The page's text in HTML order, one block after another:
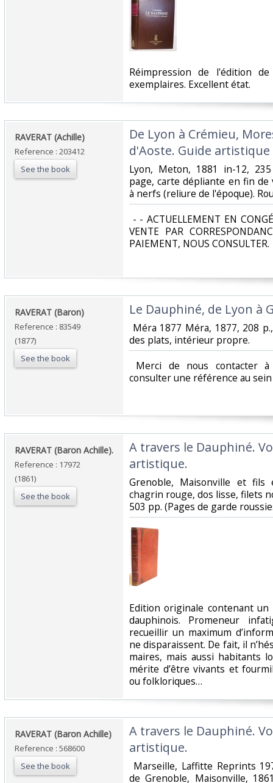
‎Réimpression de l'édition
exemplaires. Excellent état. ‎
‎RAVERAT (Achille)‎
Reference : 203412
See the book
‎De Lyon à Crémieu,
d'Aoste. Guide
‎Lyon, Meton, 1881 in-12,
page, carte dépliante en fin
à nerfs (reliure de l'époque).
- - ACTUELLEMENT EN
VENTE PAR
PAIEMENT, NOUS CONSULTER.‎
‎RAVERAT (Baron)‎
Reference : 83549
(1877)
See the book
‎Le Dauphiné, de Lyon à
Méra 1877 Méra, 1877, 208
des plats, intérieur propre.‎
Merci de nous contacter
consulter une référence au
‎RAVERAT (Baron Achille).‎
Reference : 17972
(1861)
See the book
‎A travers le Dauphiné.
artistique.‎
‎Grenoble, Maisonville et fils
chagrin rouge, dos lisse, filets
503 pp. (Pages de garde
‎Edition originale contenant
dauphinois. Promeneur
recueillir un maximum
ne disparaissent. De fait, il
maires, mais aussi habitants
mérite d’être vivants et
ou folkloriques… ‎
‎RAVERAT (Baron Achille)‎
Reference : 568600
See the book
‎A travers le Dauphiné.
artistique.‎
Marseille, Laffitte Reprints
de Grenoble, Maisonville,